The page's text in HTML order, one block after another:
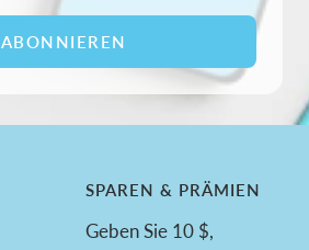
ABONNIEREN
SPAREN & PRÄMIEN
Geben Sie 10 $,